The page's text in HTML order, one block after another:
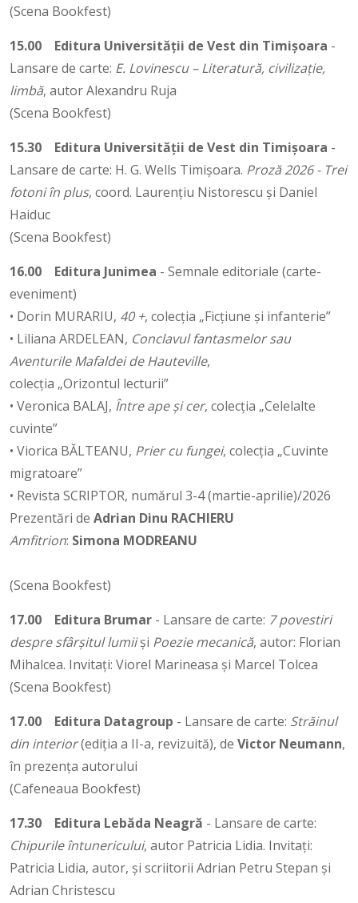
(Scena Bookfest)
15.00
Editura Universității de Vest din Timișoara -
Lansare de carte: E. Lovinescu – Literatură, civilizaţie,
limbă, autor Alexandru Ruja
(Scena Bookfest)
15.30 Editura Universității de Vest din Timișoara -
Lansare de carte: H. G. Wells Timișoara. Proză 2026 - Trei
fotoni în plus, coord. Laurențiu Nistorescu și Daniel
Haiduc
(Scena Bookfest)
16.00 Editura Junimea - Semnale editoriale (carte-
eveniment)
• Dorin MURARIU, 40 +, colecția „Ficțiune și infanterie”
• Liliana ARDELEAN, Conclavul fantasmelor sau
Aventurile Mafaldei de Hauteville,
colecția „Orizontul lecturii”
• Veronica BALAJ, Între ape și cer, colecția „Celelalte
cuvinte”
• Viorica BĂLTEANU, Prier cu fungei, colecția „Cuvinte
migratoare”
• Revista SCRIPTOR, numărul 3-4 (martie-aprilie)/2026
Prezentări de Adrian Dinu RACHIERU
Amfitrion: Simona MODREANU
(Scena Bookfest)
17.00 Editura Brumar - Lansare de carte: 7 povestiri
despre sfârșitul lumiiși Poezie mecanică, autor: Florian
Mihalcea. Invitați: Viorel Marineasa și Marcel Tolcea
(Scena Bookfest)
17.00 Editura Datagroup - Lansare de carte: Străinul
din interior(ediția a II-a, revizuită), de Victor Neumann,
în prezența autorului
(Cafeneaua Bookfest)
17.30 Editura Lebăda Neagră - Lansare de carte:
Chipurile întunericului, autor Patricia Lidia. Invitați:
Patricia Lidia, autor, și scriitorii Adrian Petru Stepan și
Adrian Christescu